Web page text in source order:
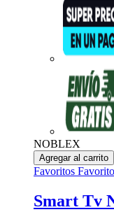
NOBLEX
Agregar al carrito
Favoritos
Smart Tv